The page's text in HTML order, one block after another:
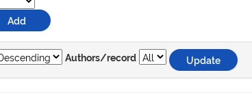
Authors/record